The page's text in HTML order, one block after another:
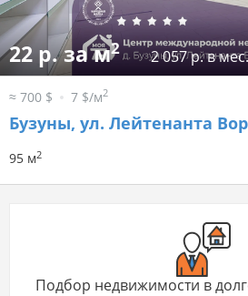
22 р. за м2 2 057 р. в мес.
≈ 700 $ 7 $/м2
Бузуны, ул. Лейтенанта
95 м2
Подбор недвижимости в